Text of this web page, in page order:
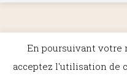
En poursuivant votre
acceptez l'utilisation de